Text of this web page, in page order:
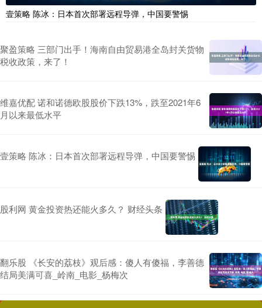
壹策略 陈冰：日本首次部署远程导弹，中国要警惕
聚盈策略 三部门出手！海南自由贸易港全岛封关货物
税收政策，来了！
维嘉优配 诺和诺德欧股股价下跌13%，跌至2021年6
月以来最低水平
壹策略 陈冰：日本首次部署远程导弹，中国要警惕
股利网 黄金投资热还能火多久？ 财经头条
翻乐股 《长安的荔枝》观后感：傻人有傻福，李善德
结局美满可喜_岭南_电影_杨梅次